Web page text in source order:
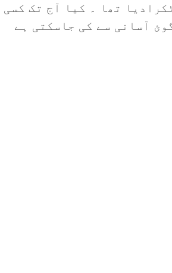
تھا ۔ کیا آج تک
آسانی سے کی جاسکتی ہے